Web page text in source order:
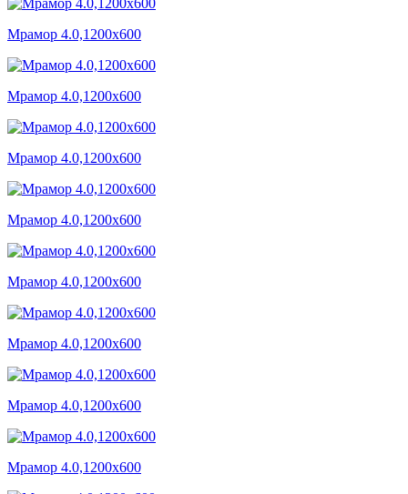
Мрамор 4.0,1200x600
Мрамор 4.0,1200x600
Мрамор 4.0,1200x600
Мрамор 4.0,1200x600
Мрамор 4.0,1200x600
Мрамор 4.0,1200x600
Мрамор 4.0,1200x600
Мрамор 4.0,1200x600